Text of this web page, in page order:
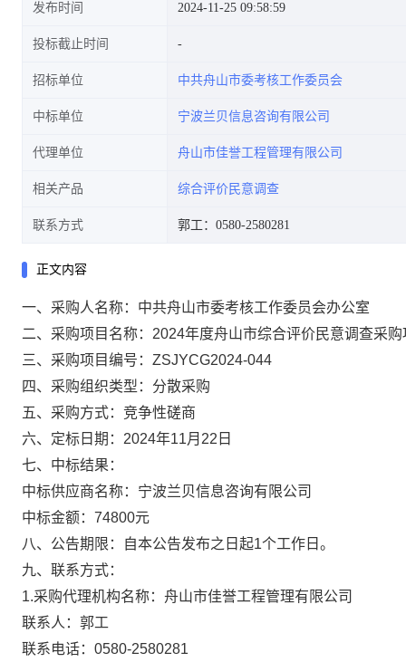
发布时间 2024-11-25 09:58:59
投标截止时间
招标单位 中共舟山市委考核工作委员会
中标单位 宁波兰贝信息咨询有限公司
代理单位 舟山市佳誉工程管理有限公司
相关产品 综合评价民意调查
联系方式 郭工：0580-2580281
正文内容
一、 采购人名称： 中共舟山市委考核工作委员会办公室
二、采购项目名称： 2024年度舟山市综合评价民意调查采
三、采购项目编号： ZSJYCG2024-044
四、采购组织类型： 分散采购
五、采购方式： 竞争性磋商
六、定标日期： 2024年11月 22 日
七、中标结果：
中标供应商名称： 宁波兰贝信息咨询有限公司
中标金额 ： 74800元
八、公告期限 ： 自本公告发布之日起1个工作日。
九、 联系方式：
1.采购代理机构名称： 舟山市佳誉工程管理有限公司
联系人： 郭工
联系电话： 0580-2580281